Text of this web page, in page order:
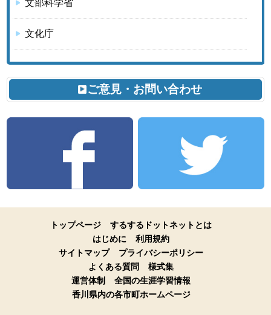
文部科学省
文化庁
ご意見・お問い合わせ
トップページ
するするドットネットとは
はじめに
利用規約
サイトマップ
プライバシーポリシー
よくある質問
様式集
運営体制
全国の生涯学習情報
香川県内の各市町ホームページ